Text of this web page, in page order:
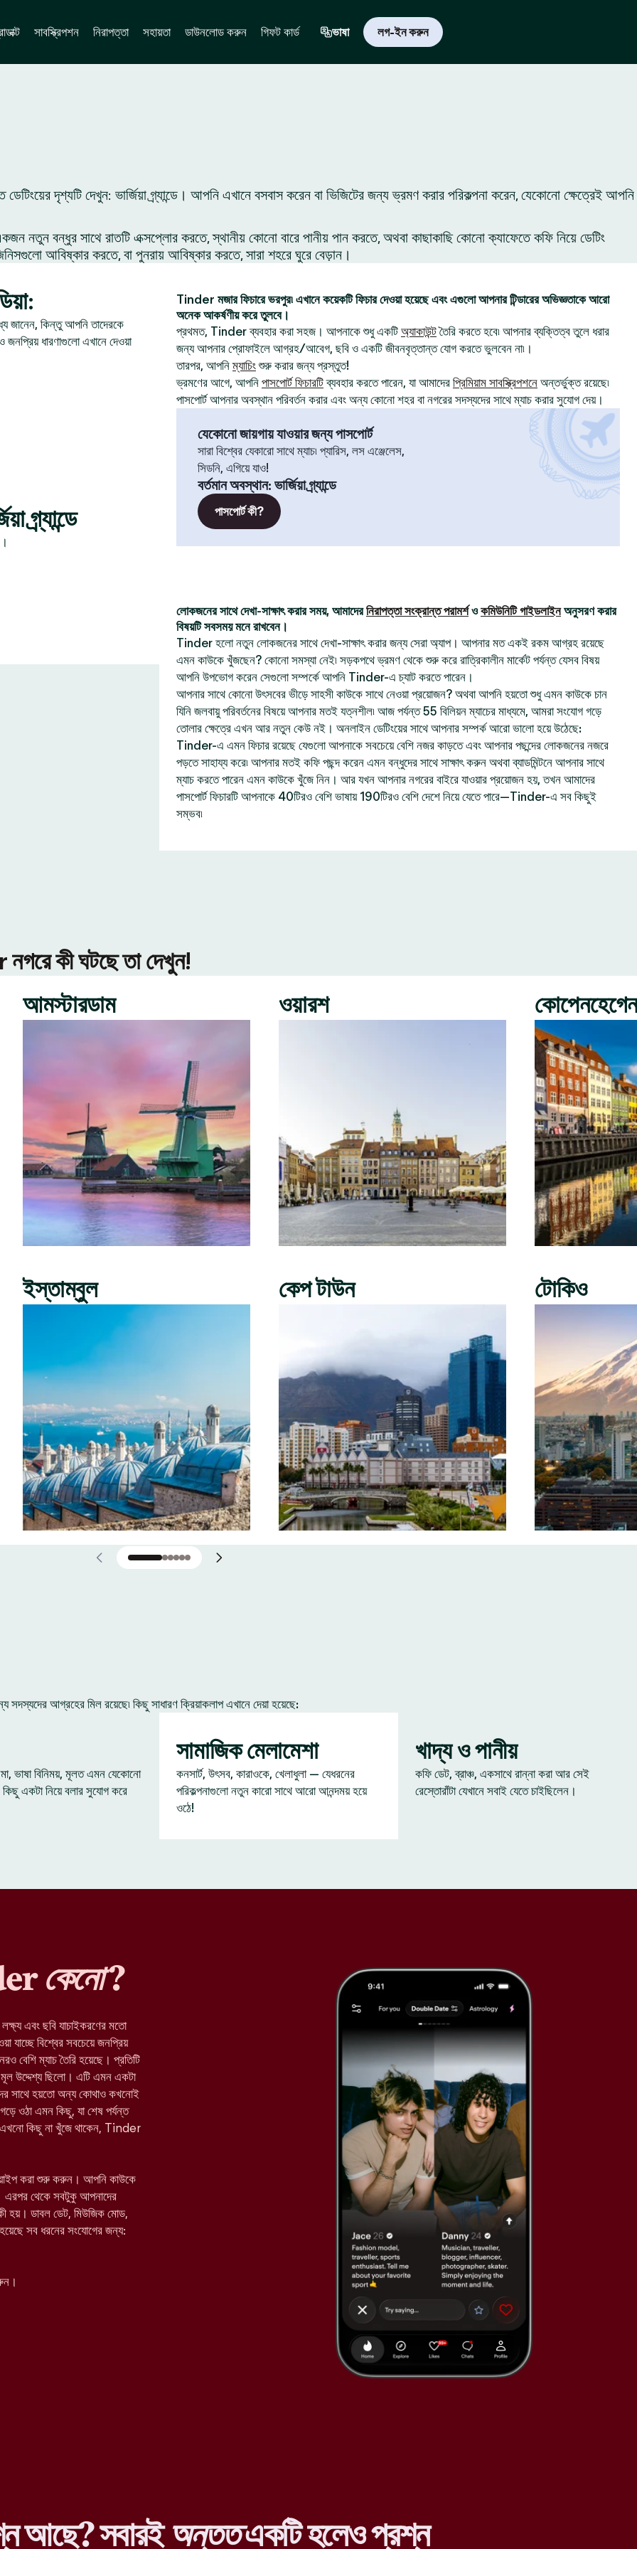
সাবস্ক্রিপশন নিরাপত্তা সহায়তা ডাউনলোড করুন গিফট কার্ড ভাষা লগ-ইন করুন
দৃশ্যটি দেখুন: ভার্জিয়া গ্র্যান্ডে। আপনি এখানে বসবাস করেন বা ভিজিটের জন্য ভ্রমণ করার পরিকল্পনা করেন, যেকোনো ক্ষেত্রেই আপনি
বন্ধুর সাথে রাতটি এক্সপ্লোর করতে, স্থানীয় কোনো বারে পানীয় পান করতে, অথবা কাছাকাছি কোনো ক্যাফেতে কফি নিয়ে ডেটিং
আবিষ্কার করতে, বা পুনরায় আবিষ্কার করতে, সারা শহরে ঘুরে বেড়ান।
জানেন, কিন্তু আপনি তাদেরকে
জনপ্রিয় ধারণাগুলো এখানে দেওয়া
গ্র্যান্ডে
Tinder মজার ফিচারে ভরপুর৷ এখানে কয়েকটি ফিচার দেওয়া হয়েছে এবং এগুলো আপনার টিন্ডারের অভিজ্ঞতাকে আরো
অনেক আকর্ষণীয় করে তুলবে।
প্রথমত, Tinder ব্যবহার করা সহজ। আপনাকে শুধু একটি অ্যাকাউন্টতৈরি করতে হবে৷ আপনার ব্যক্তিত্ব তুলে ধরার
জন্য আপনার প্রোফাইলে আগ্রহ/আবেগ, ছবি ও একটি জীবনবৃত্তান্ত যোগ করতে ভুলবেন না৷।
তারপর, আপনিম্যাচিং শুরু করার জন্য প্রস্তুত!
ভ্রমণের আগে, আপনি পাসপোর্ট ফিচারটিব্যবহার করতে পারেন, যা আমাদের প্রিমিয়াম সাবস্ক্রিপশনে অন্তর্ভুক্ত রয়েছে৷
পাসপোর্ট আপনার অবস্থান পরিবর্তন করার এবং অন্য কোনো শহর বা নগরের সদস্যদের সাথে ম্যাচ করার সুযোগ দেয়।
যেকোনো জায়গায় যাওয়ার জন্য পাসপোর্ট
সারা বিশ্বের যেকারো সাথে ম্যাচ৷ প্যারিস, লস এঞ্জেলেস,
সিডনি, এগিয়ে যাও!
বর্তমান অবস্থান: ভার্জিয়া গ্র্যান্ডে
পাসপোর্ট কী?
লোকজনের সাথে দেখা-সাক্ষাৎ করার সময়, আমাদেরনিরাপত্তা সংক্রান্ত পরামর্শওকমিউনিটি গাইডলাইনঅনুসরণ করার
বিষয়টি সবসময় মনে রাখবেন।
Tinder হলো নতুন লোকজনের সাথে দেখা-সাক্ষাৎ করার জন্য সেরা অ্যাপ। আপনার মত একই রকম আগ্রহ রয়েছে
এমন কাউকে খুঁজছেন? কোনো সমস্যা নেই৷ সড়কপথে ভ্রমণ থেকে শুরু করে রাত্রিকালীন মার্কেট পর্যন্ত যেসব বিষয়
আপনি উপভোগ করেন সেগুলো সম্পর্কে আপনি Tinder-এ চ্যাট করতে পারেন।
আপনার সাথে কোনো উৎসবের ভীড়ে সাহসী কাউকে সাথে নেওয়া প্রয়োজন? অথবা আপনি হয়তো শুধু এমন কাউকে চান
যিনি জলবায়ু পরিবর্তনের বিষয়ে আপনার মতই যত্নশীল৷ আজ পর্যন্ত 55 বিলিয়ন ম্যাচের মাধ্যমে, আমরা সংযোগ গড়ে
তোলার ক্ষেত্রে এখন আর নতুন কেউ নই। অনলাইন ডেটিংয়ের সাথে আপনার সম্পর্ক আরো ভালো হয়ে উঠেছে:
Tinder-এ এমন ফিচার রয়েছে যেগুলো আপনাকে সবচেয়ে বেশি নজর কাড়তে এবং আপনার পছন্দের লোকজনের নজরে
পড়তে সাহায্য করে৷ আপনার মতই কফি পছন্দ করেন এমন বন্ধুদের সাথে সাক্ষাৎ করুন অথবা ব্যাডমিন্টনে আপনার সাথে
ম্যাচ করতে পারেন এমন কাউকে খুঁজে নিন। আর যখন আপনার নগরের বাইরে যাওয়ার প্রয়োজন হয়, তখন আমাদের
পাসপোর্ট ফিচারটি আপনাকে 40টিরও বেশি ভাষায় 190টিরও বেশি দেশে নিয়ে যেতে পারে—Tinder-এ সব কিছুই
সম্ভব৷
কী ঘটছে তা দেখুন!
আমস্টারডাম
ইস্তাম্বুল
ওয়ারশ
কেপ টাউন
কোপেনহেগেন
টোকিও
আগ্রহের মিল রয়েছে৷ কিছু সাধারণ ক্রিয়াকলাপ এখানে দেয়া হয়েছে:
ভাষা বিনিময়, মূলত এমন যেকোনো
একটা নিয়ে বলার সুযোগ করে
সামাজিক মেলামেশা
কনসার্ট, উৎসব, কারাওকে, খেলাধুলা — যেধরনের
পরিকল্পনাগুলো নতুন কারো সাথে আরো আনন্দময় হয়ে
ওঠে!
খাদ্য ও পানীয়
কফি ডেট, ব্রাঞ্চ, একসাথে রান্না করা আর সেই
রেস্তোরাঁটা যেখানে সবাই যেতে চাইছিলেন।
কেনো?
এবং ছবি যাচাইকরণের মতো
যাচ্ছে বিশ্বের সবচেয়ে জনপ্রিয়
বেশি ম্যাচ তৈরি হয়েছে। প্রতিটি
উদ্দেশ্য ছিলো। এটি এমন একটা
সাথে হয়তো অন্য কোথাও কখনোই
ওঠা এমন কিছু, যা শেষ পর্যন্ত
এখনো কিছু না খুঁজে থাকেন, Tinder
করা শুরু করুন। আপনি কাউকে
এরপর থেকে সবটুকু আপনাদের
হয়। ডাবল ডেট, মিউজিক মোড,
সব ধরনের সংযোগের জন্য:
আছে? সবারইঅন্ততএকটি হলেও প্রশ্ন